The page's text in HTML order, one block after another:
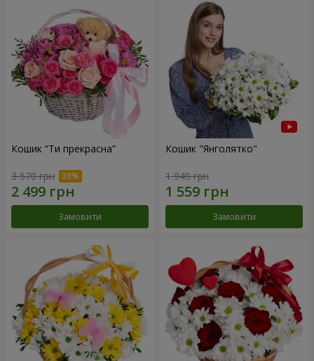
Кошик “Ти прекрасна”
3 570 грн
Замовити
Кошик "Янголятко"
1 949 грн
Замовити